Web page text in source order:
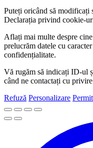
Puteți oricând să modificați
Declarația privind cookie-
Aflați mai multe despre
prelucrăm datele cu
confidențialitate.
Vă rugăm să indicați ID-ul
când ne contactați cu
Refuză Personalizare